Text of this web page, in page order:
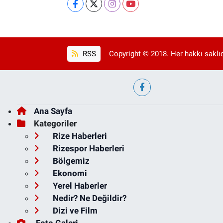
RSS Copyright © 2018. Her hakkı
Ana Sayfa
Kategoriler
Rize Haberleri
Rizespor Haberleri
Bölgemiz
Ekonomi
Yerel Haberler
Nedir? Ne Değildir?
Dizi ve Film